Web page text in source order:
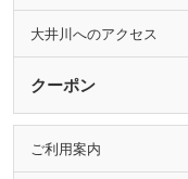
大井川へのアクセス
クーポン
ご利用案内